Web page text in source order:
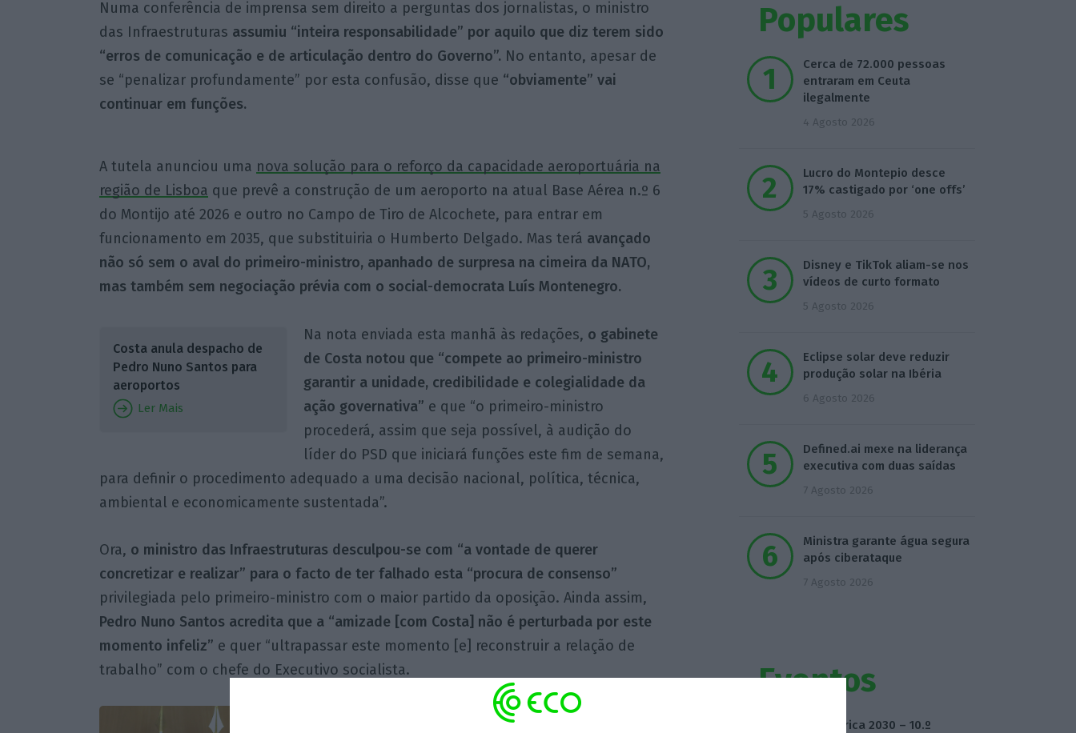
Numa conferência de imprensa sem direito a perguntas dos jornalistas, o ministro
das Infraestruturas assumiu “inteira responsabilidade” por aquilo que diz terem sido
“erros de comunicação e de articulação dentro do Governo”. No entanto, apesar de
se “penalizar profundamente” por esta confusão, disse que “obviamente” vai
continuar em funções.
A tutela anunciou uma nova solução para o reforço da capacidade aeroportuária na
região de Lisboa que prevê a construção de um aeroporto na atual Base Aérea n.º 6
do Montijo até 2026 e outro no Campo de Tiro de Alcochete, para entrar em
funcionamento em 2035, que substituiria o Humberto Delgado. Mas terá avançado
não só sem o aval do primeiro-ministro, apanhado de surpresa na cimeira da NATO,
mas também sem negociação prévia com o social-democrata Luís Montenegro.
Costa anula despacho de
Pedro Nuno Santos para
aeroportos
Ler Mais
Na nota enviada esta manhã às redações, o gabinete
de Costa notou que “compete ao primeiro-ministro
garantir a unidade, credibilidade e colegialidade da
ação governativa” e que “o primeiro-ministro
procederá, assim que seja possível, à audição do
líder do PSD que iniciará funções este fim de semana,
para definir o procedimento adequado a uma decisão nacional, política, técnica,
ambiental e economicamente sustentada”.
Ora, o ministro das Infraestruturas desculpou-se com “a vontade de querer
concretizar e realizar” para o facto de ter falhado esta “procura de consenso”
privilegiada pelo primeiro-ministro com o maior partido da oposição. Ainda assim,
Pedro Nuno Santos acredita que a “amizade [com Costa] não é perturbada por este
momento infeliz” e quer “ultrapassar este momento [e] reconstruir a relação de
trabalho” com o chefe do Executivo socialista.
Populares
Cerca de 72.000 pessoas
entraram em Ceuta
ilegalmente
4 Agosto 2026
Lucro do Montepio desce
17% castigado por ‘one offs’
5 Agosto 2026
Disney e TikTok aliam-se nos
vídeos de curto formato
5 Agosto 2026
Eclipse solar deve reduzir
produção solar na Ibéria
6 Agosto 2026
Defined.ai mexe na liderança
executiva com duas saídas
7 Agosto 2026
Ministra garante água segura
após ciberataque
7 Agosto 2026
Eventos
Fábrica 2030 – 10.º